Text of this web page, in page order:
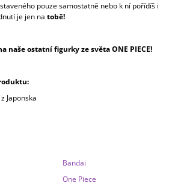
pouze samostatně nebo k ní pořídíš i
je jen na tobě!
naše ostatní figurky ze světa ONE PIECE!
Japonska
Bandai
One Piece